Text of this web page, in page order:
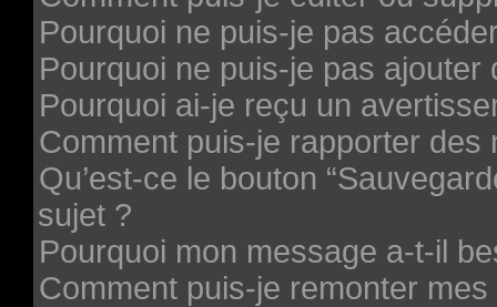
Pourquoi ne puis-je pas
Pourquoi ne puis-je pas ajouter
Pourquoi ai-je reçu un
Comment puis-je rapporter
Qu’est-ce le bouton
sujet ?
Pourquoi mon message a-t-il
Comment puis-je remonter